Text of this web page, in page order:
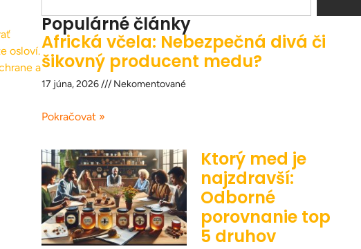
osloví.
a
Populárné články
Africká včela: Nebezpečná divá či
šikovný producent medu?
17 júna, 2026 Nekomentované
Pokračovat »
Ktorý med je
najzdravší:
Odborné
porovnanie top
5 druhov